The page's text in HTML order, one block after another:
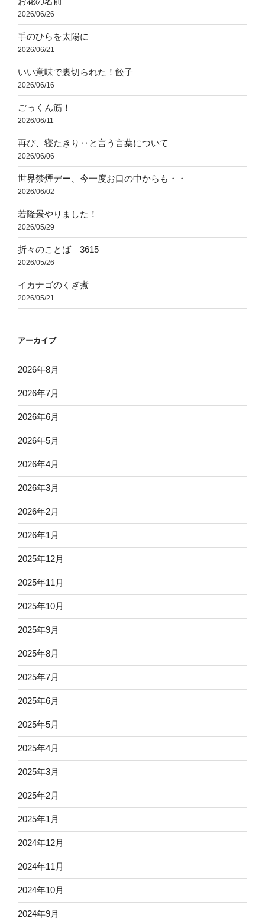
2026/06/26
手のひらを太陽に
2026/06/21
いい意味で裏切られた！餃子
2026/06/16
ごっくん筋！
2026/06/11
再び、寝たきり‥と言う言葉について
2026/06/06
世界禁煙デー、今一度お口の中からも・・
2026/06/02
若隆景やりました！
2026/05/29
折々のことば 3615
2026/05/26
イカナゴのくぎ煮
2026/05/21
アーカイブ
2026年8月
2026年7月
2026年6月
2026年5月
2026年4月
2026年3月
2026年2月
2026年1月
2025年12月
2025年11月
2025年10月
2025年9月
2025年8月
2025年7月
2025年6月
2025年5月
2025年4月
2025年3月
2025年2月
2025年1月
2024年12月
2024年11月
2024年10月
2024年9月